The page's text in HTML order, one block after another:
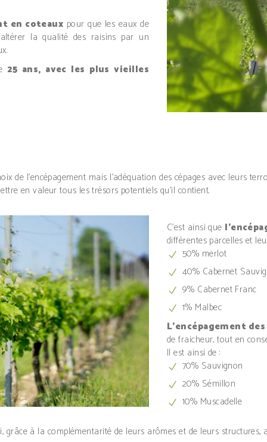
en coteaux pour que les eaux de
la qualité des raisins par un
25 ans, avec les plus vieilles
de l’encépagement mais l’adéquation des cépages avec leurs
en valeur tous les trésors potentiels qu’il contient.
C’est ainsi que
différentes parcelles et
50% merlot
40% Cabernet
9% Cabernet Franc
1% Malbec
L’encépagement
de fraicheur, tout en
Il est ainsi de :
70% Sauvignon
20% Sémillon
10% Muscadelle
grâce à la complémentarité de leurs arômes et de leurs